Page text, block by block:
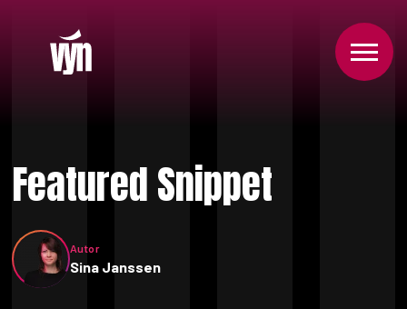
Featured Snippet
Autor
Sina Janssen